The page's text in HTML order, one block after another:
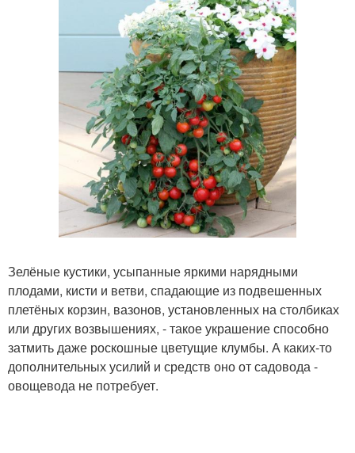
Зелёные кустики, усыпанные яркими нарядными
плодами, кисти и ветви, спадающие из подвешенных
плетёных корзин, вазонов, установленных на столбиках
или других возвышениях, - такое украшение способно
затмить даже роскошные цветущие клумбы. А каких-то
дополнительных усилий и средств оно от садовода -
овощевода не потребует.